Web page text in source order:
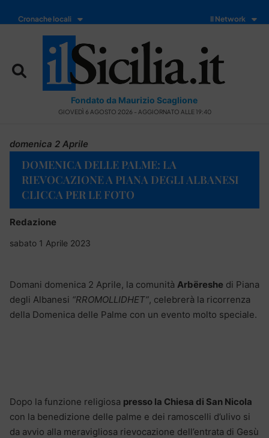
Cronache locali Il Network
Fondato da Maurizio Scaglione
GIOVEDÌ 6 AGOSTO 2026 - AGGIORNATO ALLE 19:40
domenica 2 Aprile
DOMENICA DELLE PALME: LA
RIEVOCAZIONE A PIANA DEGLI ALBANESI
CLICCA PER LE FOTO
Redazione
sabato 1 Aprile 2023
Domani domenica 2 Aprile, la comunità Arbëreshe di Piana
degli Albanesi “RROMOLLIDHET”, celebrerà la ricorrenza
della Domenica delle Palme con un evento molto speciale.
Dopo la funzione religiosa presso la Chiesa di San Nicola
con la benedizione delle palme e dei ramoscelli d’ulivo si
da avvio alla meravigliosa rievocazione dell’entrata di Gesù